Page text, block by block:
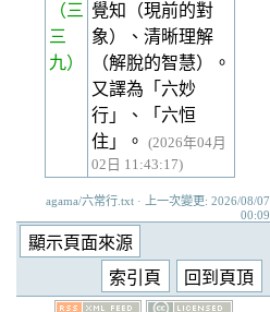
（三
三
九）
覺知（現前的對
象）、清晰理解
（解脫的智慧）。
又譯為「六妙
行」、「六恒
住」。
(2026年04月
02日 11:43:17)
agama/六常行.txt · 上一次變更: 2026/08/07
00:09